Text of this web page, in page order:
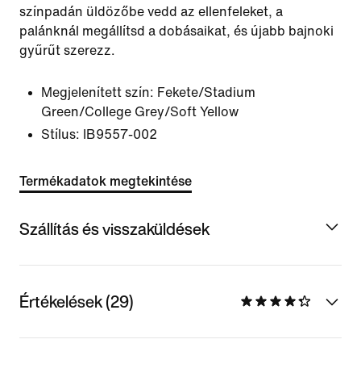
színpadán üldözőbe vedd az ellenfeleket, a
palánknál megállítsd a dobásaikat, és újabb bajnoki
gyűrűt szerezz.
Megjelenített szín: Fekete/Stadium
Green/College Grey/Soft Yellow
Stílus:
IB9557-002
Termékadatok megtekintése
Szállítás és visszaküldések
Értékelések (29)